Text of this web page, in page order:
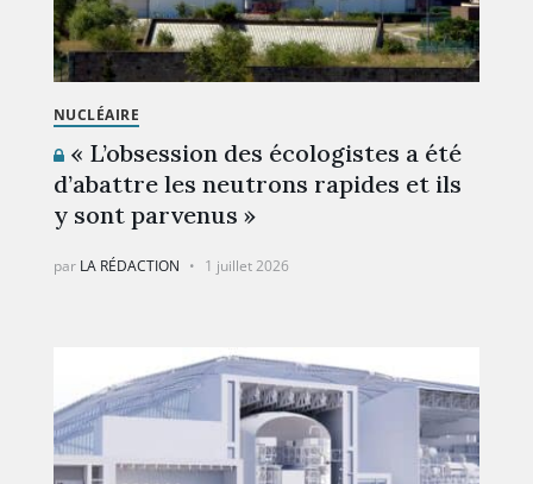
NUCLÉAIRE
« L’obsession des écologistes a été
d’abattre les neutrons rapides et ils
y sont parvenus »
par LA RÉDACTION 1 juillet 2026